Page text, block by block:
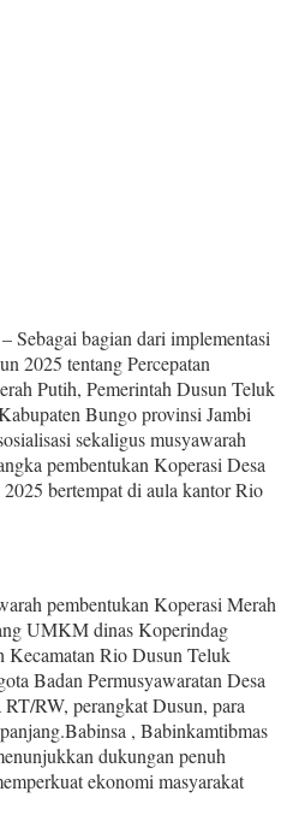
Sebagai bagian dari implementasi
2025 tentang Percepatan
Putih, Pemerintah Dusun Teluk
Bungo provinsi Jambi
sekaligus musyawarah
pembentukan Koperasi Desa
bertempat di aula kantor Rio
pembentukan Koperasi Merah
UMKM dinas Koperindag
Kecamatan Rio Dusun Teluk
Badan Permusyawaratan Desa
RW, perangkat Dusun, para
, Babinkamtibmas
dukungan penuh
ekonomi masyarakat